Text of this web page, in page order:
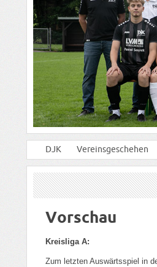
DJK Vereinsgeschehen
Vorschau
Kreisliga A:
Zum letzten Auswärtsspiel in